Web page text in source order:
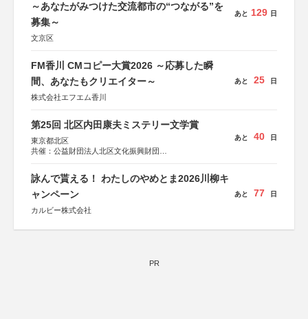
～あなたがみつけた交流都市の“つながる”を
募集～
文京区
あと 129 日
FM香川 CMコピー大賞2026 ～応募した瞬
間、あなたもクリエイター～
株式会社エフエム香川
あと 25 日
第25回 北区内田康夫ミステリー文学賞
東京都北区
共催：公益財団法人北区文化振興財団
協賛：株式会社実業之日本社
あと 40 日
詠んで貰える！ わたしのやめとま2026川柳キ
ャンペーン
カルビー株式会社
あと 77 日
PR